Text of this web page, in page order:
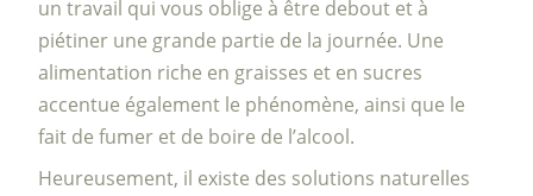
un travail qui vous oblige à être debout et à
piétiner une grande partie de la journée. Une
alimentation riche en graisses et en sucres
accentue également le phénomène, ainsi que le
fait de fumer et de boire de l’alcool.
Heureusement, il existe des solutions naturelles